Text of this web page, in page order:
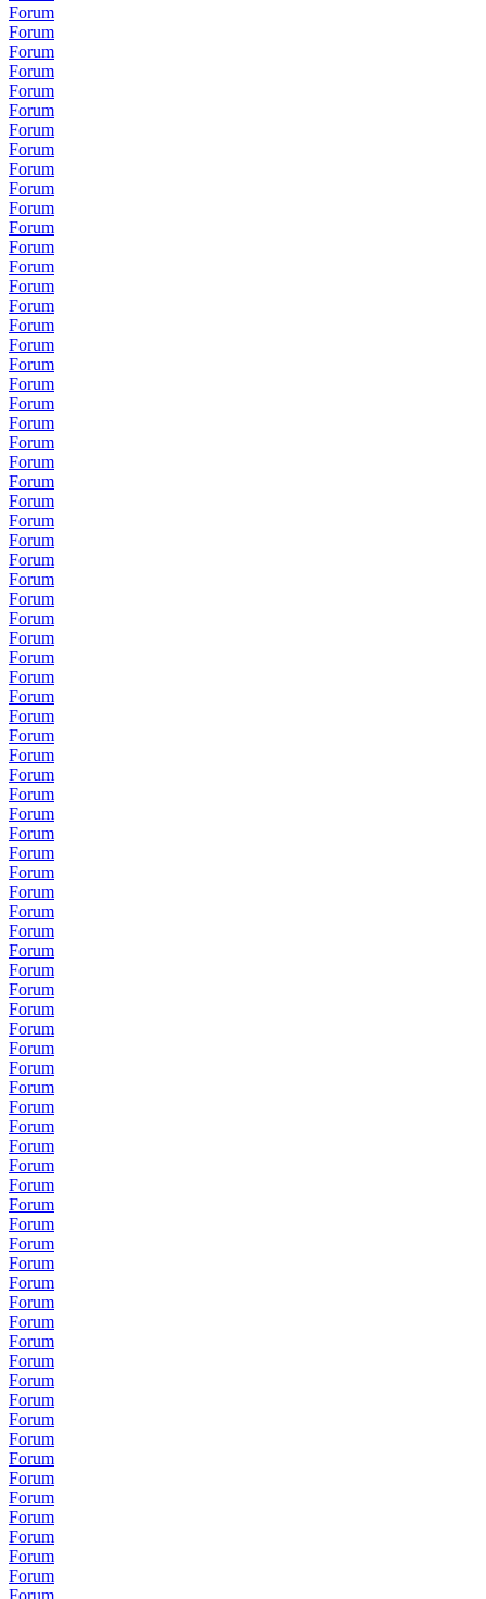
Forum
Forum
Forum
Forum
Forum
Forum
Forum
Forum
Forum
Forum
Forum
Forum
Forum
Forum
Forum
Forum
Forum
Forum
Forum
Forum
Forum
Forum
Forum
Forum
Forum
Forum
Forum
Forum
Forum
Forum
Forum
Forum
Forum
Forum
Forum
Forum
Forum
Forum
Forum
Forum
Forum
Forum
Forum
Forum
Forum
Forum
Forum
Forum
Forum
Forum
Forum
Forum
Forum
Forum
Forum
Forum
Forum
Forum
Forum
Forum
Forum
Forum
Forum
Forum
Forum
Forum
Forum
Forum
Forum
Forum
Forum
Forum
Forum
Forum
Forum
Forum
Forum
Forum
Forum
Forum
Forum
Forum